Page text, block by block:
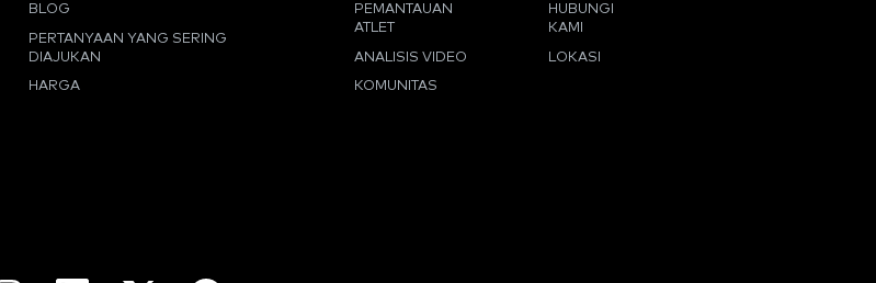
BLOG
PERTANYAAN YANG SERING
DIAJUKAN
HARGA
PEMANTAUAN
ATLET
ANALISIS VIDEO
KOMUNITAS
HUBUNGI
KAMI
LOKASI